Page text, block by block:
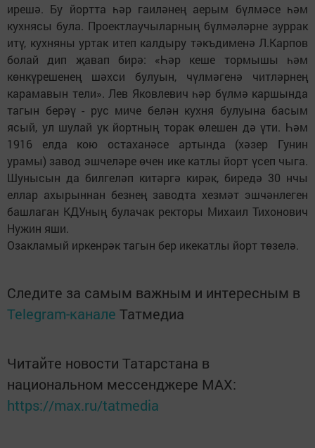
ирешә. Бу йортта һәр гаиләнең аерым бүлмәсе һәм
кухнясы була. Проектлаучыларның бүлмәләрне зуррак
итү, кухняны уртак итеп калдыру тәкъдименә Л.Карпов
болай дип җавап бирә: «Һәр кеше тормышы һәм
көнкүрешенең шәхси булуын, чүлмәгенә читләрнең
карамавын тели». Лев Яковлевич һәр бүлмә каршында
тагын берәү - рус миче белән кухня булуына басым
ясый, ул шулай ук йортның торак өлешен дә үти. Һәм
1916 елда кою остаханәсе артында (хәзер Гунин
урамы) завод эшчеләре өчен ике катлы йорт үсеп чыга.
Шунысын да билгеләп китәргә кирәк, биредә 30 нчы
еллар ахырыннан безнең заводта хезмәт эшчәнлеген
башлаган КДУның булачак ректоры Михаил Тихонович
Нужин яши.
Озакламый иркенрәк тагын бер икекатлы йорт төзелә.
Следите за самым важным и интересным в
Telegram-канале Татмедиа
Читайте новости Татарстана в
национальном мессенджере MАХ:
https://max.ru/tatmedia